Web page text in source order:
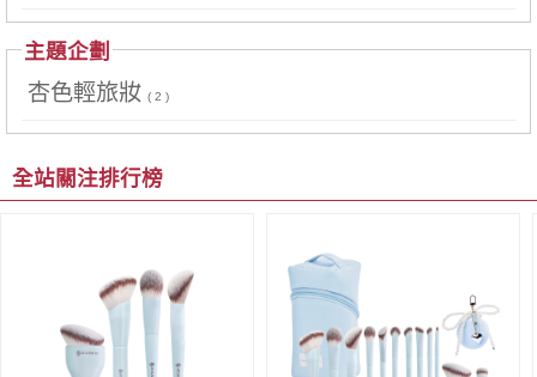
主題企劃
杏色輕旅妝 ( 2 )
全站關注排行榜